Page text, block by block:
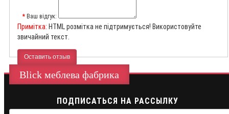
Ваш відгук:
Примітка: HTML розмітка не підтримується! Використовуйте
звичайний текст.
Оставить отзыв
Blick меблева фабрика
ПОДПИСАТЬСЯ НА РАССЫЛКУ